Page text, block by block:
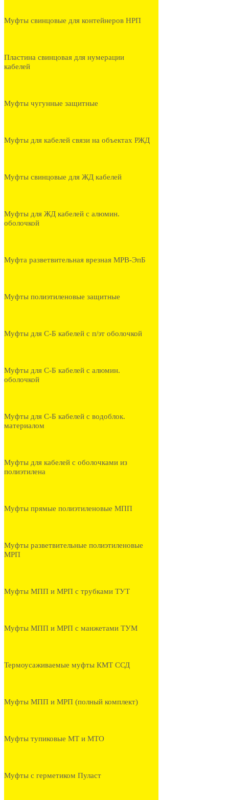
Муфты свинцовые для контейнеров НРП
Пластина свинцовая для нумерации
кабелей
Муфты чугунные защитные
Муфты для кабелей связи на объектах РЖД
Муфты свинцовые для ЖД кабелей
Муфты для ЖД кабелей с алюмин.
оболочкой
Муфта разветвительная врезная МРВ-ЭпБ
Муфты полиэтиленовые защитные
Муфты для С-Б кабелей с п/эт оболочкой
Муфты для С-Б кабелей с алюмин.
оболочкой
Муфты для С-Б кабелей с водоблок.
материалом
Муфты для кабелей с оболочками из
полиэтилена
Муфты прямые полиэтиленовые МПП
Муфты разветвительные полиэтиленовые
МРП
Муфты МПП и МРП с трубками ТУТ
Муфты МПП и МРП с манжетами ТУМ
Термоусаживаемые муфты КМТ ССД
Муфты МПП и МРП (полный комплект)
Муфты тупиковые МТ и МТО
Муфты с герметиком Пуласт